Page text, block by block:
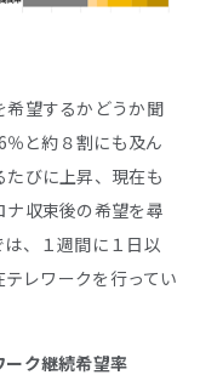
望するかどうか聞
と約８割にも及ん
びに上昇、現在も
収束後の希望を尋
、１週間に１日以
レワークを行ってい
ク継続希望率